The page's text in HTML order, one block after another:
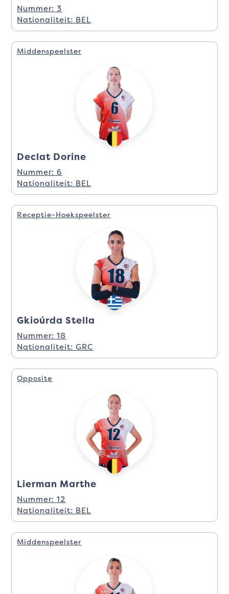
Nummer: 3
Nationaliteit: BEL
Middenspeelster
Declat Dorine
Nummer: 6
Nationaliteit: BEL
Receptie-Hoekspeelster
Gkioúrda Stella
Nummer: 18
Nationaliteit: GRC
Opposite
Lierman Marthe
Nummer: 12
Nationaliteit: BEL
Middenspeelster